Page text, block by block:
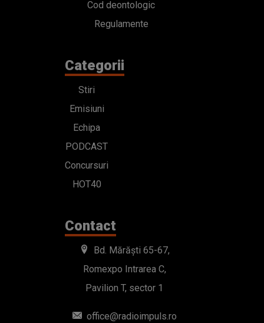
Cod deontologic
Regulamente
Categorii
Stiri
Emisiuni
Echipa
PODCAST
Concursuri
HOT40
Contact
Bd. Mărăști 65-67,
Romexpo Intrarea C,
Pavilion T, sector 1
office@radioimpuls.ro